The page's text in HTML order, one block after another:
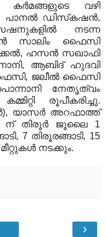
വഴി
പാനല്‍ ഡിസ്‌കഷന്‍,
നടന്ന
സാലിം ഫൈസി
ഹസന്‍ സഖാഫി
ആബിദ് ഹുദവി
ജലീല്‍ ഫൈസി
നേതൃത്വം
രൂപീകരിച്ചു.
യാസര്‍ അറഫാത്ത്
ന് തിരൂര്‍ ജൂലൈ 1
7 തിരൂരങ്ങാടി, 15
നടക്കും.
›